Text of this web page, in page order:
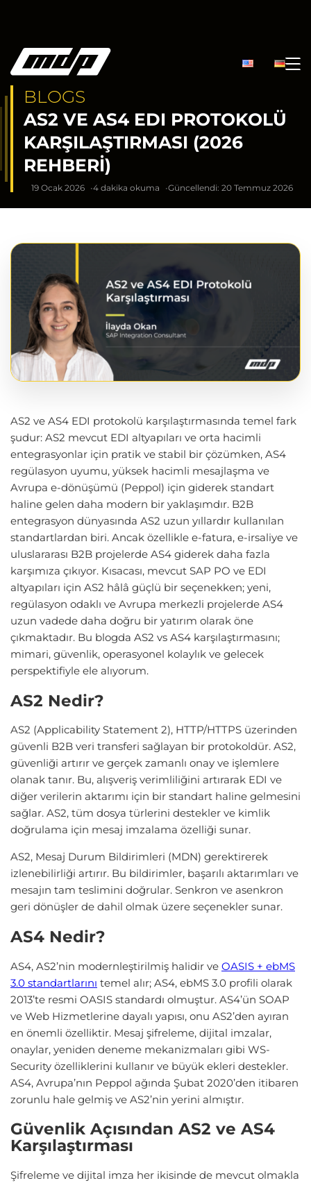
BLOGS
AS2 VE AS4 EDI PROTOKOLÜ
KARŞILAŞTIRMASI (2026
REHBERI)
19 Ocak 2026 4 dakika okuma Güncellendi: 20 Temmuz 2026
AS2 ve AS4 EDI protokolü karşılaştırmasında temel fark
şudur: AS2 mevcut EDI altyapıları ve orta hacimli
entegrasyonlar için pratik ve stabil bir çözümken, AS4
regülasyon uyumu, yüksek hacimli mesajlaşma ve
Avrupa e-dönüşümü (Peppol) için giderek standart
haline gelen daha modern bir yaklaşımdır. B2B
entegrasyon dünyasında AS2 uzun yıllardır kullanılan
standartlardan biri. Ancak özellikle e-fatura, e-irsaliye ve
uluslararası B2B projelerde AS4 giderek daha fazla
karşımıza çıkıyor. Kısacası, mevcut SAP PO ve EDI
altyapıları için AS2 hâlâ güçlü bir seçenekken; yeni,
regülasyon odaklı ve Avrupa merkezli projelerde AS4
uzun vadede daha doğru bir yatırım olarak öne
çıkmaktadır. Bu blogda AS2 vs AS4 karşılaştırmasını;
mimari, güvenlik, operasyonel kolaylık ve gelecek
perspektifiyle ele alıyorum.
AS2 Nedir?
AS2 (Applicability Statement 2), HTTP/HTTPS üzerinden
güvenli B2B veri transferi sağlayan bir protokoldür. AS2,
güvenliği artırır ve gerçek zamanlı onay ve işlemlere
olanak tanır. Bu, alışveriş verimliliğini artırarak EDI ve
diğer verilerin aktarımı için bir standart haline gelmesini
sağlar. AS2, tüm dosya türlerini destekler ve kimlik
doğrulama için mesaj imzalama özelliği sunar.
AS2, Mesaj Durum Bildirimleri (MDN) gerektirerek
izlenebilirliği artırır. Bu bildirimler, başarılı aktarımları ve
mesajın tam teslimini doğrular. Senkron ve asenkron
geri dönüşler de dahil olmak üzere seçenekler sunar.
AS4 Nedir?
AS4, AS2’nin modernleştirilmiş halidir ve OASIS + ebMS
3.0 standartlarını temel alır; AS4, ebMS 3.0 profili olarak
2013’te resmi OASIS standardı olmuştur. AS4’ün SOAP
ve Web Hizmetlerine dayalı yapısı, onu AS2’den ayıran
en önemli özelliktir. Mesaj şifreleme, dijital imzalar,
onaylar, yeniden deneme mekanizmaları gibi WS-
Security özelliklerini kullanır ve büyük ekleri destekler.
AS4, Avrupa’nın Peppol ağında Şubat 2020’den itibaren
zorunlu hale gelmiş ve AS2’nin yerini almıştır.
Güvenlik Açısından AS2 ve AS4
Karşılaştırması
Şifreleme ve dijital imza her ikisinde de mevcut olmakla